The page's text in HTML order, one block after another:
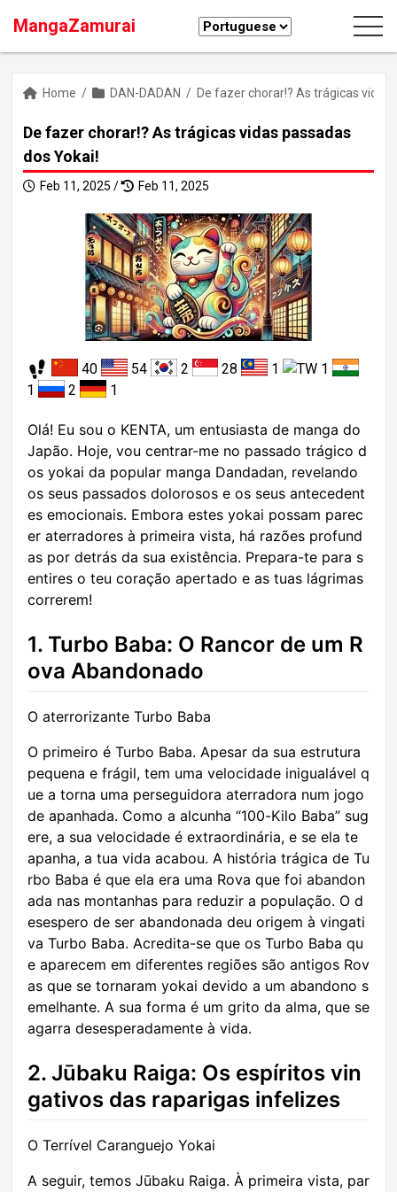
MangaZamurai
Home / DAN-DADAN / De fazer chorar!? As trágicas vidas
De fazer chorar!? As trágicas vidas passadas
dos Yokai!
Feb 11, 2025 / Feb 11, 2025
40 54 2 28 1
1
1
2 1
Olá! Eu sou o KENTA, um entusiasta de manga do
Japão. Hoje, vou centrar-me no passado trágico d
os yokai da popular manga Dandadan, revelando
os seus passados dolorosos e os seus antecedent
es emocionais. Embora estes yokai possam parec
er aterradores à primeira vista, há razões profund
as por detrás da sua existência. Prepara-te para s
entires o teu coração apertado e as tuas lágrimas
correrem!
1. Turbo Baba: O Rancor de um R
ova Abandonado
O aterrorizante Turbo Baba
O primeiro é Turbo Baba. Apesar da sua estrutura
pequena e frágil, tem uma velocidade inigualável q
ue a torna uma perseguidora aterradora num jogo
de apanhada. Como a alcunha “100-Kilo Baba” sug
ere, a sua velocidade é extraordinária, e se ela te
apanha, a tua vida acabou. A história trágica de Tu
rbo Baba é que ela era uma Rova que foi abandon
ada nas montanhas para reduzir a população. O d
esespero de ser abandonada deu origem à vingati
va Turbo Baba. Acredita-se que os Turbo Baba qu
e aparecem em diferentes regiões são antigos Rov
as que se tornaram yokai devido a um abandono s
emelhante. A sua forma é um grito da alma, que se
agarra desesperadamente à vida.
2. Jūbaku Raiga: Os espíritos vin
gativos das raparigas infelizes
O Terrível Caranguejo Yokai
A seguir, temos Jūbaku Raiga. À primeira vista, par